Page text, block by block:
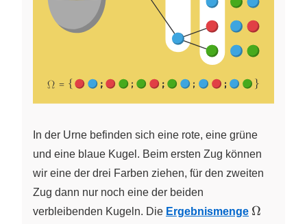
In der Urne befinden sich eine rote, eine grüne
und eine blaue Kugel. Beim ersten Zug können
wir eine der drei Farben ziehen, für den zweiten
Zug dann nur noch eine der beiden
verbleibenden Kugeln. Die Ergebnismenge \Omega
Ω